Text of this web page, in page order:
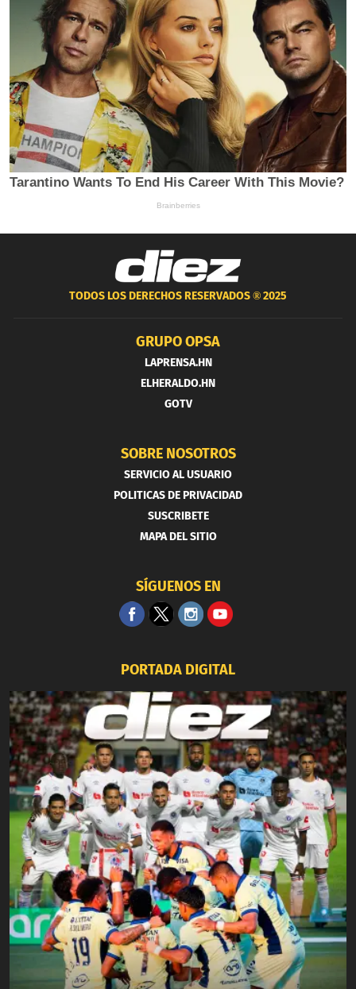
TODOS LOS DERECHOS RESERVADOS ®2025
GRUPO OPSA
LAPRENSA.HN
ELHERALDO.HN
GOTV
SOBRE NOSOTROS
SERVICIO AL USUARIO
POLITICAS DE PRIVACIDAD
SUSCRIBETE
MAPA DEL SITIO
SÍGUENOS EN
PORTADA DIGITAL